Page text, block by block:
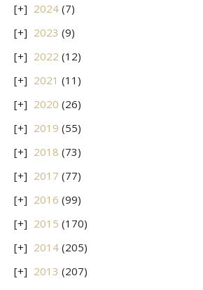
2024 (7)
2023 (9)
2022 (12)
2021 (11)
2020 (26)
2019 (55)
2018 (73)
2017 (77)
2016 (99)
2015 (170)
2014 (205)
2013 (207)